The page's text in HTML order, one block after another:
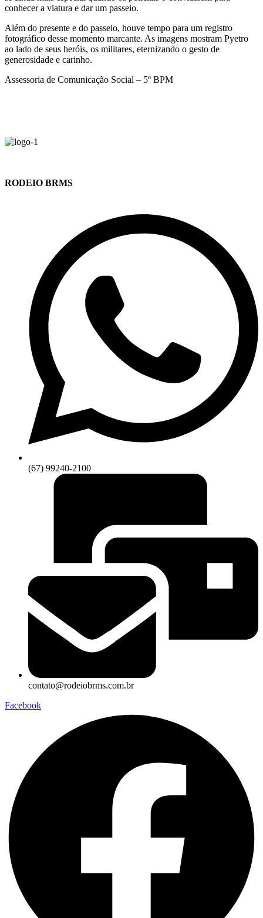
conhecer a viatura e dar um passeio.
Além do presente e do passeio, houve tempo para um registro
fotográfico desse momento marcante. As imagens mostram Pyetro
ao lado de seus heróis, os militares, eternizando o gesto de
generosidade e carinho.
Assessoria de Comunicação Social – 5º BPM
RODEIO BRMS
(67) 99240-2100
contato@rodeiobrms.com.br
Facebook